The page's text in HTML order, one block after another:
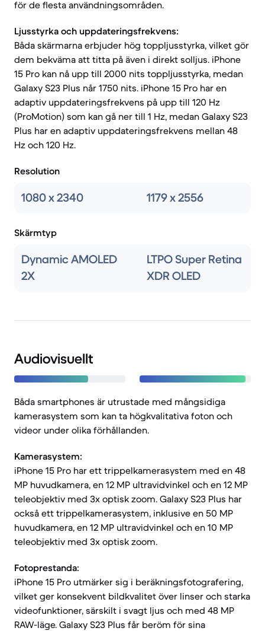
för de flesta användningsområden.
Ljusstyrka och uppdateringsfrekvens:
Båda skärmarna erbjuder hög toppljusstyrka, vilket gör
dem bekväma att titta på även i direkt solljus. iPhone
15 Pro kan nå upp till 2000 nits toppljusstyrka, medan
Galaxy S23 Plus når 1750 nits. iPhone 15 Pro har en
adaptiv uppdateringsfrekvens på upp till 120 Hz
(ProMotion) som kan gå ner till 1 Hz, medan Galaxy S23
Plus har en adaptiv uppdateringsfrekvens mellan 48
Hz och 120 Hz.
Resolution
1080 x 2340 1179 x 2556
Skärmtyp
Dynamic AMOLED
2X
LTPO Super Retina
XDR OLED
Audiovisuellt
Båda smartphones är utrustade med mångsidiga
kamerasystem som kan ta högkvalitativa foton och
videor under olika förhållanden.
Kamerasystem:
iPhone 15 Pro har ett trippelkamerasystem med en 48
MP huvudkamera, en 12 MP ultravidvinkel och en 12 MP
teleobjektiv med 3x optisk zoom. Galaxy S23 Plus har
också ett trippelkamerasystem, inklusive en 50 MP
huvudkamera, en 12 MP ultravidvinkel och en 10 MP
teleobjektiv med 3x optisk zoom.
Fotoprestanda:
iPhone 15 Pro utmärker sig i beräkningsfotografering,
vilket ger konsekvent bildkvalitet över linser och starka
videofunktioner, särskilt i svagt ljus och med 48 MP
RAW-läge. Galaxy S23 Plus får beröm för sina